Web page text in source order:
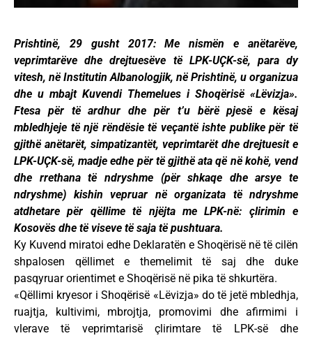
Prishtinë, 29 gusht 2017: Me nismën e anëtarëve,
veprimtarëve dhe drejtuesëve të LPK-UÇK-së, para dy
vitesh, në Institutin Albanologjik, në Prishtinë, u organizua
dhe u mbajt Kuvendi Themelues i Shoqërisë «Lëvizja».
Ftesa për të ardhur dhe për t’u bërë pjesë e kësaj
mbledhjeje të një rëndësie të veçantë ishte publike për të
gjithë anëtarët, simpatizantët, veprimtarët dhe drejtuesit e
LPK-UÇK-së, madje edhe për të gjithë ata që në kohë, vend
dhe rrethana të ndryshme (për shkaqe dhe arsye te
ndryshme) kishin vepruar në organizata të ndryshme
atdhetare për qëllime të njëjta me LPK-në: çlirimin e
Kosovës dhe të viseve të saja të pushtuara.
Ky Kuvend miratoi edhe Deklaratën e Shoqërisë në të cilën
shpalosen qëllimet e themelimit të saj dhe duke
pasqyruar orientimet e Shoqërisë në pika të shkurtëra.
«Qëllimi kryesor i Shoqërisë «Lëvizja» do të jetë mbledhja,
ruajtja, kultivimi, mbrojtja, promovimi dhe afirmimi i
vlerave të veprimtarisë çlirimtare të LPK-së dhe